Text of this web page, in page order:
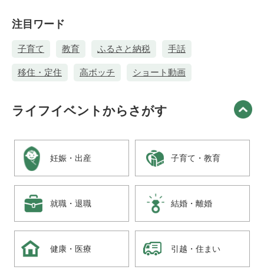
ム
索
注目ワード
子育て 教育 ふるさと納税 手話
移住・定住 高ボッチ ショート動画
ライフイベントからさがす
妊娠・出産 子育て・教育
就職・退職 結婚・離婚
健康・医療 引越・住まい